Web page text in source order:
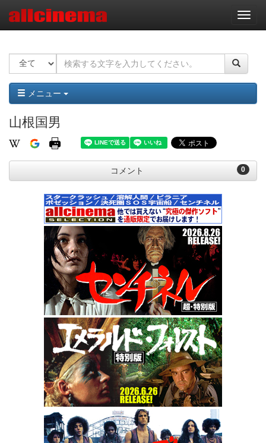
ナ
ビ
ー
ョ
ン
メニュー
山根国男
0
コメント